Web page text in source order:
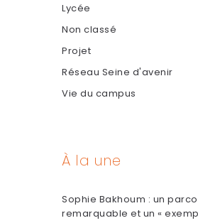
Lycée
Non classé
Projet
Réseau Seine d'avenir
Vie du campus
À la une
Sophie Bakhoum : un
remarquable et un «